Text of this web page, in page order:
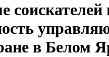
соискателей
в Белом